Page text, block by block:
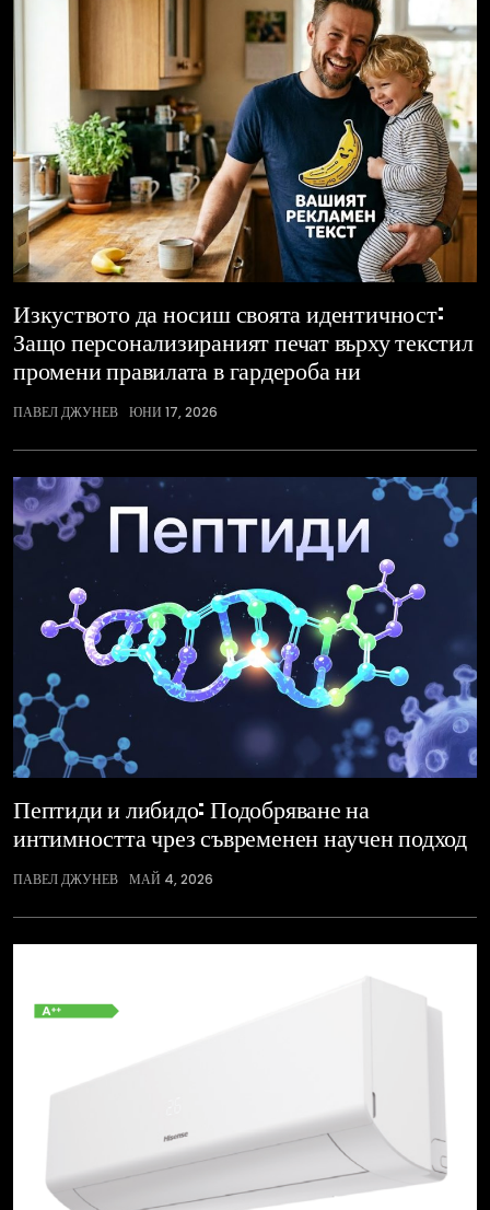
Изкуството да носиш своята идентичност:
Защо персонализираният печат върху текстил
промени правилата в гардероба ни
ПАВЕЛ ДЖУНЕВ ЮНИ 17, 2026
Пептиди и либидо: Подобряване на
интимността чрез съвременен научен подход
ПАВЕЛ ДЖУНЕВ МАЙ 4, 2026